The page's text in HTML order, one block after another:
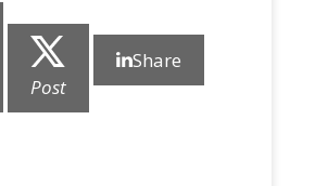
Post
Share